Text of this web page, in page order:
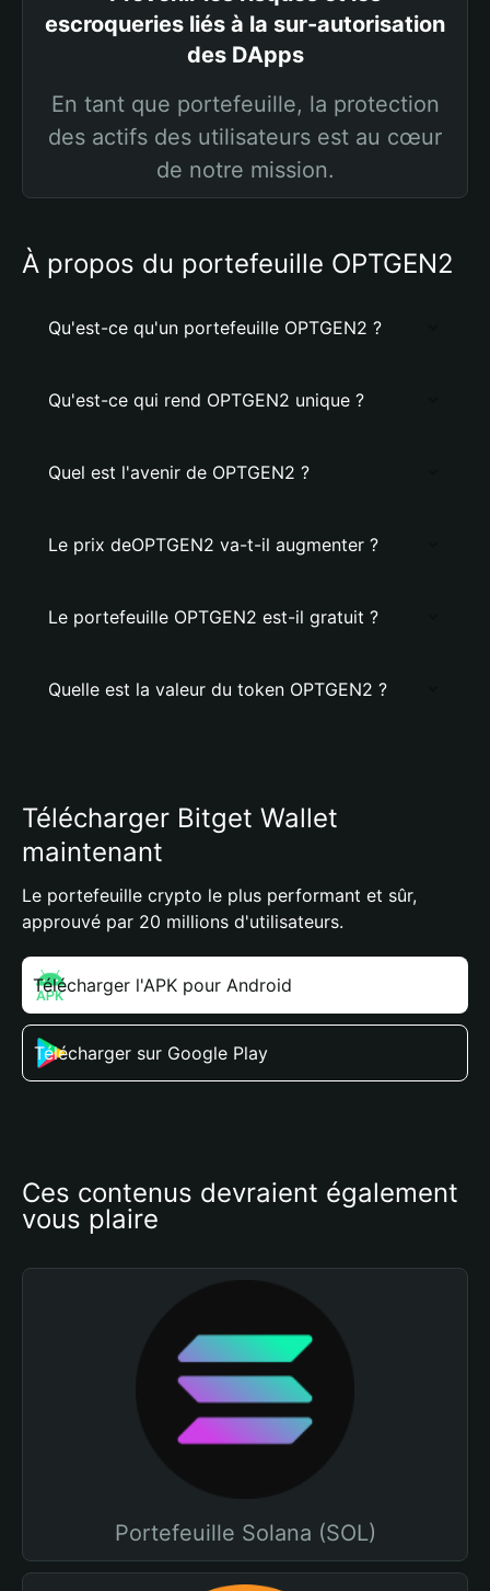
escroqueries liés à la sur-autorisation
des DApps
En tant que portefeuille, la protection
des actifs des utilisateurs est au cœur
de notre mission.
À propos du portefeuille OPTGEN2
Qu'est-ce qu'un portefeuille OPTGEN2 ?
Qu'est-ce qui rend OPTGEN2 unique ?
Quel est l'avenir de OPTGEN2 ?
Le prix deOPTGEN2 va-t-il augmenter ?
Le portefeuille OPTGEN2 est-il gratuit ?
Quelle est la valeur du token OPTGEN2 ?
Télécharger Bitget Wallet
maintenant
Le portefeuille crypto le plus performant et sûr,
approuvé par 20 millions d'utilisateurs.
Télécharger l'APK pour Android
Télécharger sur Google Play
Ces contenus devraient également
vous plaire
Portefeuille Solana (SOL)